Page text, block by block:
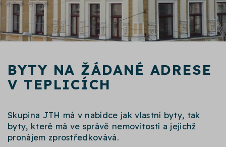
BYTY NA ŽÁDANÉ ADRESE
V TEPLICÍCH
Skupina JTH má v nabídce jak vlastní byty, tak
byty, které má ve správě nemovitostí a jejichž
pronájem zprostředkovává.